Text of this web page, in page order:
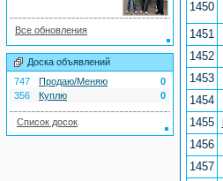
Все обновления
Доска объявлений
747
Продаю/Меняю
0
356
Куплю 0
Список досок
1450
1451
1452
1453
1454
1455
1456
1457